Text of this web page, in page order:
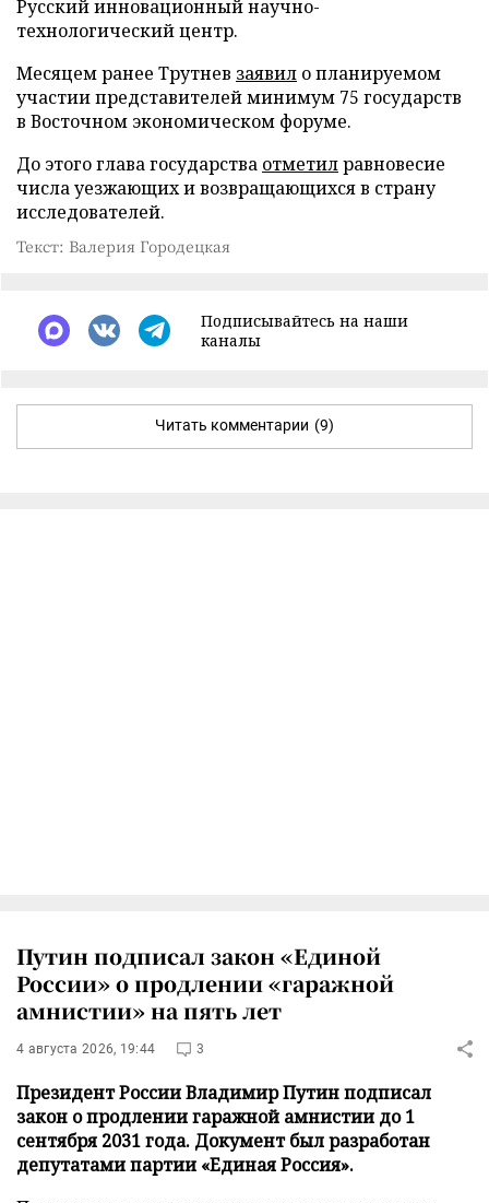
Русский инновационный научно-
технологический центр.
Месяцем ранее Трутнев заявил о планируемом
участии представителей минимум 75 государств
в Восточном экономическом форуме.
До этого глава государства отметилравновесие
числа уезжающих и возвращающихся в страну
исследователей.
Текст: Валерия Городецкая
Подписывайтесь на наши
каналы
Читать комментарии (9)
Путин подписал закон «Единой
России» о продлении «гаражной
амнистии» на пять лет
4 августа 2026, 19:44 3
Президент России Владимир Путин подписал
закон о продлении гаражной амнистии до 1
сентября 2031 года. Документ был разработан
депутатами партии «Единая Россия».